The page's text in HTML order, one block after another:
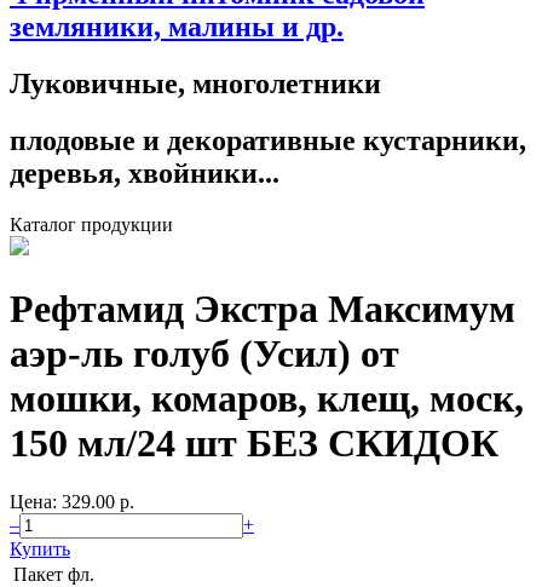
земляники, малины и др.
Луковичные, многолетники
плодовые и декоративные кустарники,
деревья, хвойники...
Каталог продукции
Рефтамид Экстра Максимум
аэр-ль голуб (Усил) от
мошки, комаров, клещ, моск,
150 мл/24 шт БЕЗ СКИДОК
Цена: 329.00 p.
–
+
Купить
Пакет фл.